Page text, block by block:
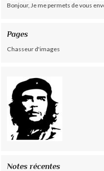
Bonjour, Je me permets de vous
Pages
Chasseur d'images
Notes récentes